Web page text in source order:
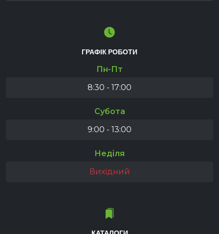
ГРАФІК РОБОТИ
Пн-Пт
8:30 - 17:00
Субота
9:00 - 13:00
Неділя
Вихідний